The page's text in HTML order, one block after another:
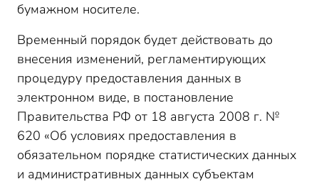
бумажном носителе.
Временный порядок будет действовать до
внесения изменений, регламентирующих
процедуру предоставления данных в
электронном виде, в постановление
Правительства РФ от 18 августа 2008 г. №
620 «Об условиях предоставления в
обязательном порядке статистических данных
и административных данных субъектам